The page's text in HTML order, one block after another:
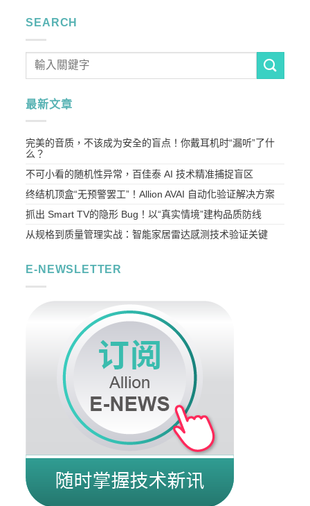
SEARCH
最新文章
完美的音质，不该成为安全的盲点！你戴耳机时“漏听”了什
么？
不可小看的随机性异常，百佳泰 AI 技术精准捕捉盲区
终结机顶盒“无预警罢工”！Allion AVAI 自动化验证解决方案
抓出 Smart TV的隐形 Bug！以“真实情境”建构品质防线
从规格到质量管理实战：智能家居雷达感测技术验证关键
E-NEWSLETTER